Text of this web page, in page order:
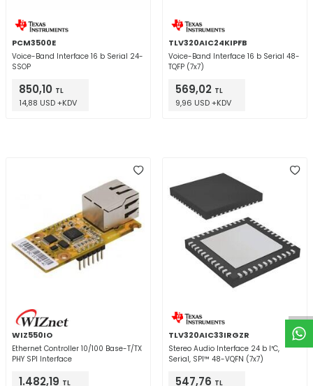
PCM3500E
Voice-Band Interface 16 b Serial 24-
SSOP
850,10 TL
14,88 USD +KDV
TLV320AIC24KIPFB
Voice-Band Interface 16 b Serial 48-
TQFP (7x7)
569,02 TL
9,96 USD +KDV
WIZ550IO
Ethernet Controller 10/100 Base-T/TX
PHY SPI Interface
1.482,19 TL
TLV320AIC33IRGZR
Stereo Audio Interface 24 b I²C,
Serial, SPI™ 48-VQFN (7x7)
547,76 TL